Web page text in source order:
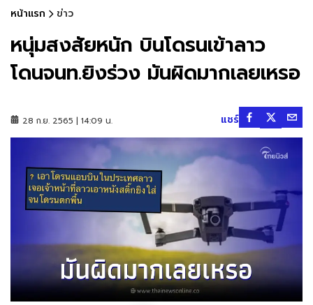
หน้าแรก ข่าว
หนุ่มสงสัยหนัก บินโดรนเข้าลาว
โดนจนท.ยิงร่วง มันผิดมากเลยเหรอ
28 ก.ย. 2565 | 14:09 น. แชร์